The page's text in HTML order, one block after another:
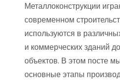
Металлоконструкции
современном
используются в
и коммерческих зданий
объектов. В этом посте
основные этапы